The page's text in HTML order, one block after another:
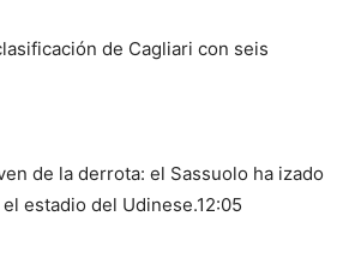
de Cagliari con seis
de la derrota: el Sassuolo ha izado
estadio del Udinese.12:05